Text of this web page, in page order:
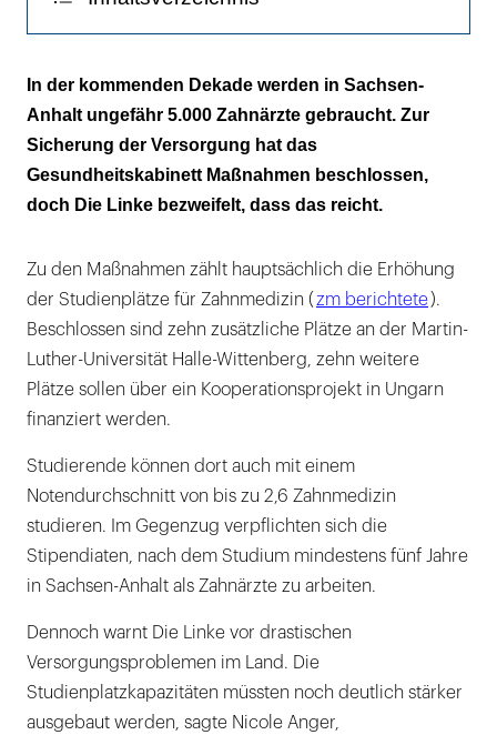
Bis Ende 2030 scheiden 600 Zahnärzte aus
Ein großes Problem hat die KFO
In der kommenden Dekade werden in Sachsen-
Anhalt ungefähr 5.000 Zahnärzte gebraucht. Zur
Sicherung der Versorgung hat das
Gesundheitskabinett Maßnahmen beschlossen,
doch Die Linke bezweifelt, dass das reicht.
Zu den Maßnahmen zählt hauptsächlich die Erhöhung
der Studienplätze für Zahnmedizin ( zm berichtete).
Beschlossen sind zehn zusätzliche Plätze an der Martin-
Luther-Universität Halle-Wittenberg, zehn weitere
Plätze sollen über ein Kooperationsprojekt in Ungarn
finanziert werden.
Studierende können dort auch mit einem
Notendurchschnitt von bis zu 2,6 Zahnmedizin
studieren. Im Gegenzug verpflichten sich die
Stipendiaten, nach dem Studium mindestens fünf Jahre
in Sachsen-Anhalt als Zahnärzte zu arbeiten.
Dennoch warnt Die Linke vor drastischen
Versorgungsproblemen im Land. Die
Studienplatzkapazitäten müssten noch deutlich stärker
ausgebaut werden, sagte Nicole Anger,